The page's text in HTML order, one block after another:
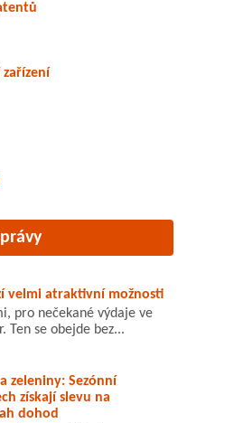
velmi atraktivní možnosti
pro nečekané výdaje ve
Ten se obejde bez...
zeleniny: Sezónní
získají slevu na
dohod